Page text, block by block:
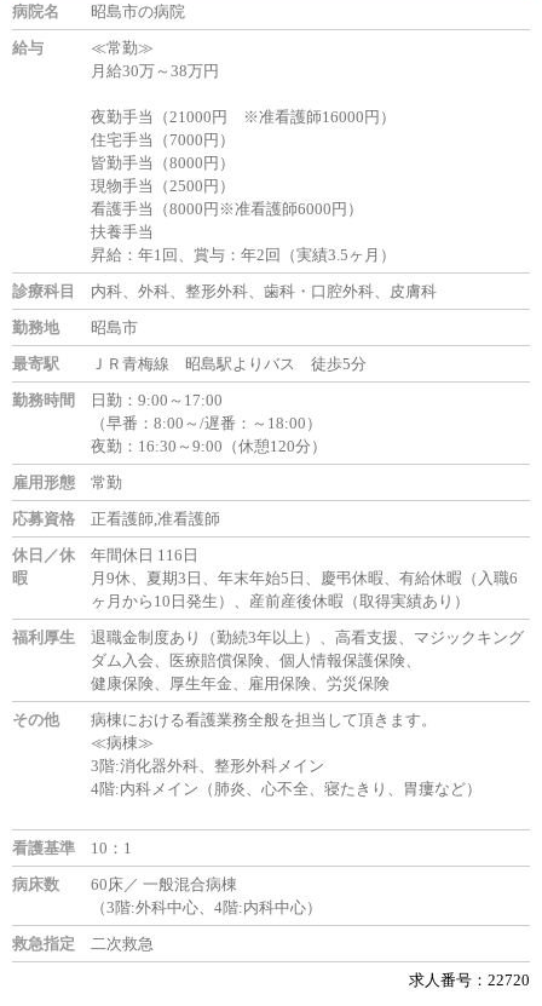
病院名
昭島市の病院
給与
≪常勤≫
月給30万～38万円
夜勤手当（21000円 ※准看護師16000円）
住宅手当（7000円）
皆勤手当（8000円）
現物手当（2500円）
看護手当（8000円※准看護師6000円）
扶養手当
昇給：年1回、賞与：年2回（実績3.5ヶ月）
診療科目
内科、外科、整形外科、歯科・口腔外科、皮膚科
勤務地
昭島市
最寄駅
ＪＲ青梅線 昭島駅よりバス 徒歩5分
勤務時間
日勤：9:00～17:00
（早番：8:00～/遅番：～18:00）
夜勤：16:30～9:00（休憩120分）
雇用形態
常勤
応募資格
正看護師,准看護師
休日／休
暇
年間休日 116日
月9休、夏期3日、年末年始5日、慶弔休暇、有給休暇（入職6
ヶ月から10日発生）、産前産後休暇（取得実績あり）
福利厚生
退職金制度あり（勤続3年以上）、高看支援、マジックキング
ダム入会、医療賠償保険、個人情報保護保険、
健康保険、厚生年金、雇用保険、労災保険
その他
病棟における看護業務全般を担当して頂きます。
≪病棟≫
3階:消化器外科、整形外科メイン
4階:内科メイン（肺炎、心不全、寝たきり、胃瘻など）
看護基準
10：1
病床数
60床／ 一般混合病棟
（3階:外科中心、4階:内科中心）
救急指定
二次救急
求人番号：22720